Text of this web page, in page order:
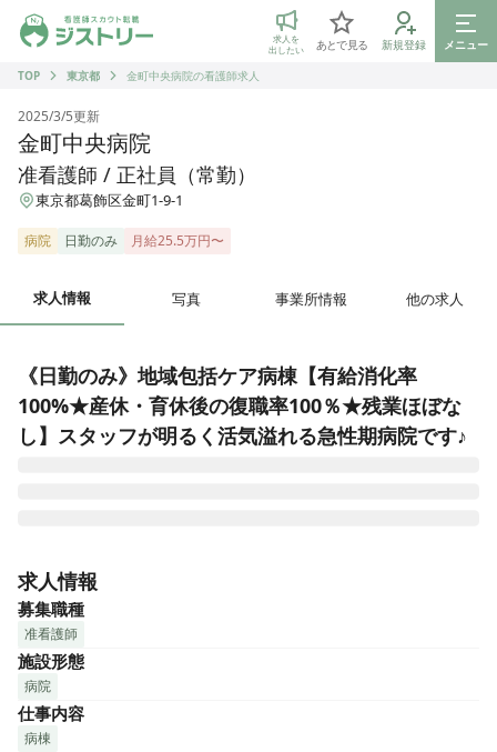
ジストリー 看護師の転職マッチング
求人を
出したい
あとで見る 新規登録
メニュー
TOP
東京都 金町中央病院の看護師求人
2025/3/5更新
金町中央病院
准看護師 / 正社員（常勤）
東京都葛飾区金町1-9-1
病院 日勤のみ 月給25.5万円〜
求人情報 写真 事業所情報 他の求人
《日勤のみ》地域包括ケア病棟【有給消化率
100%★産休・育休後の復職率100％★残業ほぼな
し】スタッフが明るく活気溢れる急性期病院です♪
として地域の皆様に支えられてきました。当初より急性期二
次救急病院として、より多くの医療ニーズに応え、現在は急
性期(59床)だけでなく、回復期（地域包括ケア病棟：40床）
の病床機能を有しております。身体機能の回復を図りながら
退院に向けての準備を整えられる病院となっています。
≪2005年に建物や設備をリニューアルオープンしています
♪≫
求人情報
募集職種
准看護師
施設形態
病院
仕事内容
病棟